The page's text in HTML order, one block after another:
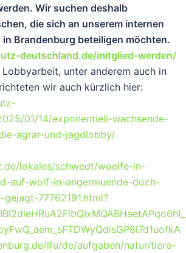
Wir suchen deshalb
die sich an unserem internen
Brandenburg beteiligen möchten.
deutschland.de/mitglied-werden/
unter anderem auch in
wir auch kürzlich hier:
01/14/exponentiell-wachsende-
agrar-und-jagdlobby/
lokales/schwedt/woelfe-in-
auf-wolf-in-angermuende-doch-
77762191.html?
lfu/de/aufgaben/natur/tiere-